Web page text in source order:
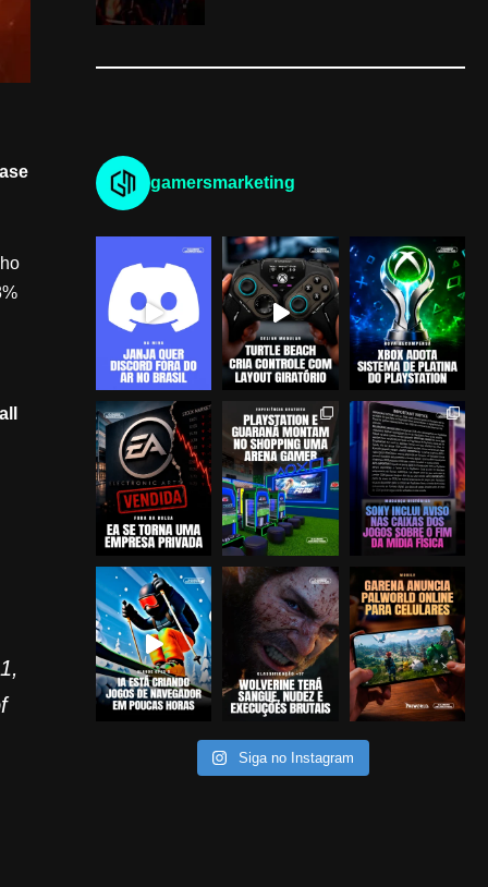
gamersmarketing
Siga no Instagram